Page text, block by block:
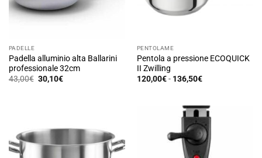
essere
scelte
del
prodotto
scelte
prodotto
PADELLE
Padella alluminio alta Ballarini
professionale 32cm
43,00€ Il
prezzo
30,10€Il
PENTOLAME
Pentola a pressione ECOQUICK
II Zwilling
120,00€ - 136,50€Fascia
120,00€
a
136,50€